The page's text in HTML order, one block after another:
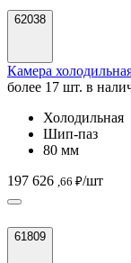
62038
Камера
более 17 шт. в
Холодильная
Шип-паз
80 мм
197 626 ,66 ₽/шт
61809